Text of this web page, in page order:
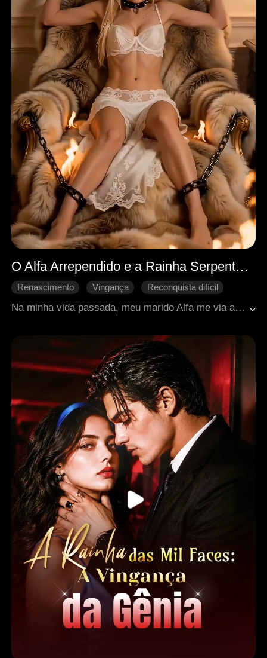
O Alfa Arrependido e a Rainha Serpente Renascida
Renascimento Vingança
Reconquista difícil
Na minha vida passada, meu marido Alfa me via apenas como um objeto. Traída, abandonada e morta durante um incêndio, ele salvou outra mulher em vez de mim. Reencarnada na Cerimônia de União, vejo minha irmã roubar meu noivo enquanto sou ridicularizada pela alcateia. Ignorando tudo, escolho Dracos, o Rei das Serpentes, o único que me salvou das chamas. "Eu escolho você." Eles pensam que estou derrotada, mas minha vingança está apenas começando.